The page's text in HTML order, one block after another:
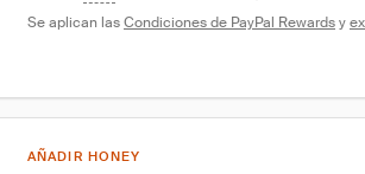
Se aplican las Condiciones de PayPal Rewards y
AÑADIR HONEY